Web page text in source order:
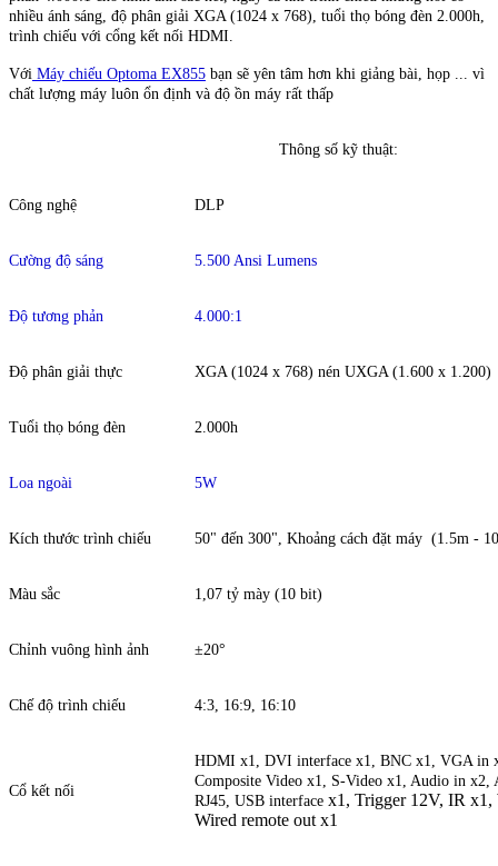
nhiều ánh sáng, độ phân giải XGA (1024 x 768), tuổi thọ bóng đèn 2.000h,
trình chiếu với cổng kết nối HDMI.
Với Máy chiếu Optoma EX855 bạn sẽ yên tâm hơn khi giảng bài, họp ... vì
chất lượng máy luôn ổn định và độ ồn máy rất thấp
Thông số kỹ thuật:
Công nghệ DLP
Cường độ sáng 5.500 Ansi Lumens
Độ tương phản 4.000:1
Độ phân giải thực XGA (1024 x 768) nén UXGA (1.600 x 1.200)
Tuổi thọ bóng đèn 2.000h
Loa ngoài 5W
Kích thước trình chiếu 50" đến 300", Khoảng cách đặt máy (1.5m -
Màu sắc 1,07 tỷ mày (10 bit)
Chỉnh vuông hình ảnh ±20°
Chế độ trình chiếu 4:3, 16:9, 16:10
Cổ kết nối
HDMI x1, DVI interface x1, BNC x1, VGA in
Composite Video x1, S-Video x1, Audio in x2,
RJ45, USB interface x1, Trigger 12V, IR x1,
Wired remote out x1